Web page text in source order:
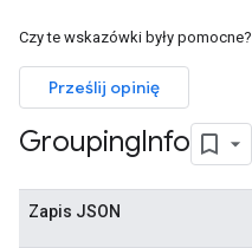
Czy te wskazówki były pomocne?
Prześlij opinię
GroupingInfo
Zapis JSON